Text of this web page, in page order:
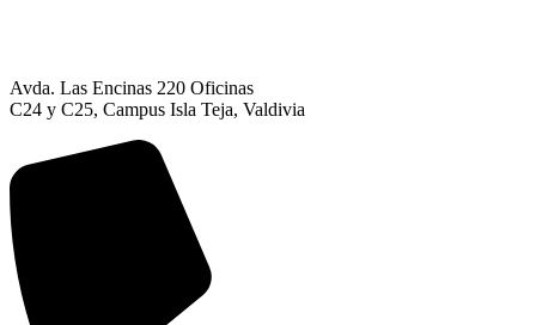
Avda. Las Encinas 220 Oficinas
C24 y C25, Campus Isla Teja, Valdivia